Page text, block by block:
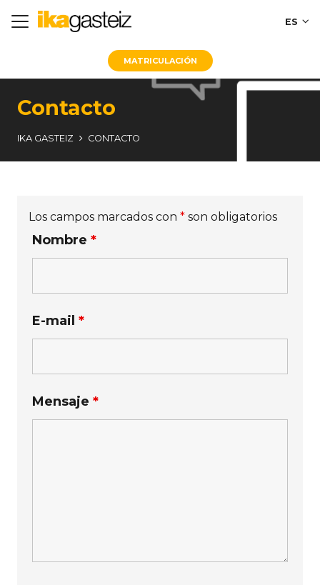
ES
MATRICULACIÓN
Contacto
IKA GASTEIZ CONTACTO
Los campos marcados con * son obligatorios
Nombre *
E-mail *
Mensaje *